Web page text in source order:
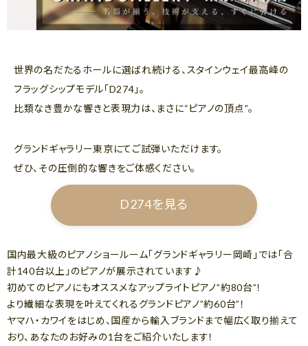
世界の名だたるホールに選ばれ続ける、スタインウェイ最高峰の
フラッグシップモデル「D274」。
比類なき豊かな響きと表現力は、まさに“ピアノの頂点”。
グランドギャラリー東京にてご試弾いただけます。
ぜひ、その圧倒的な響きをご体感ください。
D274を見る
国内最大級のピアノショールーム「グランドギャラリー岡崎」では「合
計140台以上」のピアノが展示されています♪
初めてのピアノにもオススメなアップライトピアノ”約80台”！
より繊細な表現を叶えてくれるグランドピアノ”約60台”！
ヤマハ・カワイをはじめ、国産から輸入ブランドまで幅広く取り揃えて
おり、あなたのお好みの1台をご紹介いたします！